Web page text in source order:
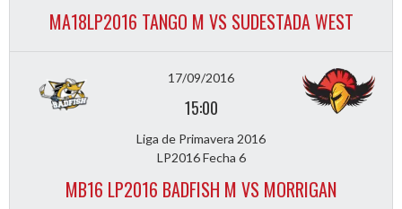
MA18LP2016 TANGO M VS SUDESTADA WEST
17/09/2016
15:00
Liga de Primavera 2016
LP2016 Fecha 6
MB16 LP2016 BADFISH M VS MORRIGAN